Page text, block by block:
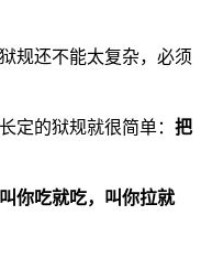
规还不能太复杂，必须
定的狱规就很简单： 把
叫你吃就吃，叫你拉就